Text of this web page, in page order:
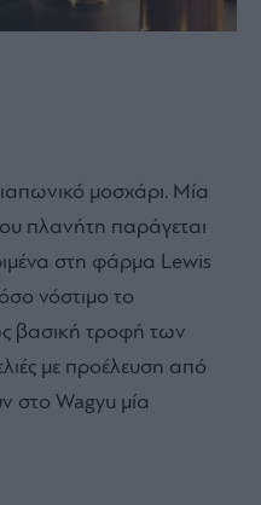
μοσχάρι. Μία
πλανήτη παράγεται
στη φάρμα Lewis
νόστιμο το
βασική τροφή των
με προέλευση από
στο Wagyu μία